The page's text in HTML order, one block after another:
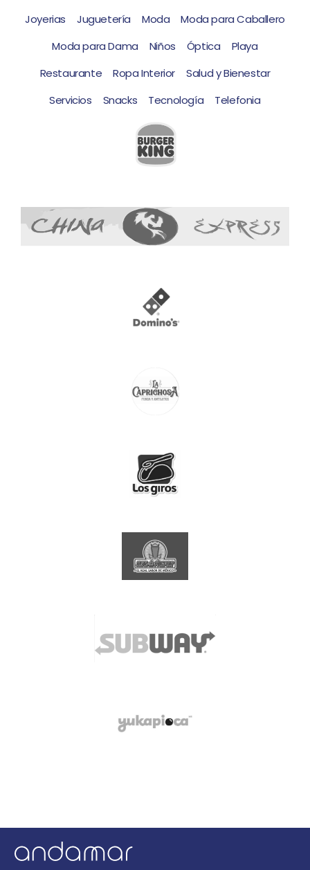
Joyerias
Juguetería Moda
Moda para Caballero
Moda para Dama
Niños Óptica
Playa
Restaurante
Ropa Interior
Salud y Bienestar
Servicios
Snacks Tecnología Telefonia